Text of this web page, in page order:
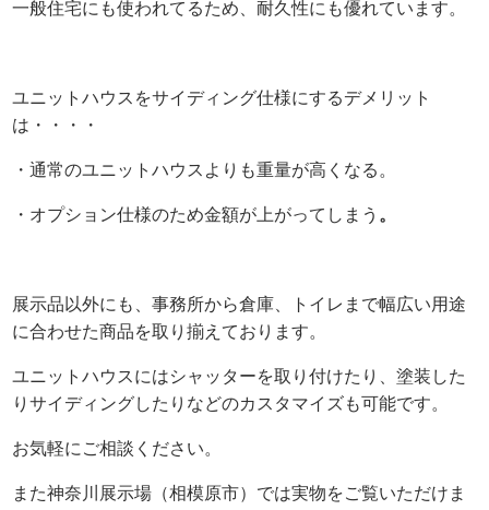
一般住宅にも使われてるため、耐久性にも優れています。
ユニットハウスをサイディング仕様にするデメリット
は・・・・
・通常のユニットハウスよりも重量が高くなる。
・オプション仕様のため金額が上がってしまう 。
展示品以外にも、事務所から倉庫、トイレまで幅広い用途
に合わせた商品を取り揃えております。
ユニットハウスにはシャッターを取り付けたり、塗装した
りサイディングしたりなどのカスタマイズも可能です。
お気軽にご相談ください。
また神奈川展示場（相模原市）では実物をご覧いただけま